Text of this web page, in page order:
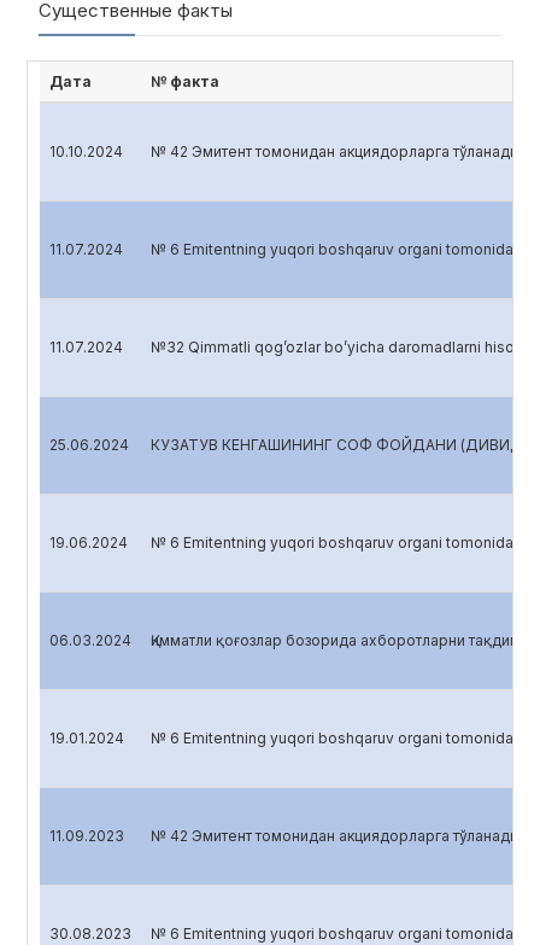
Существенные факты
Дата № факта
10.10.2024 № 42 Эмитент томонидан акциядорларга
11.07.2024 № 6 Emitentning yuqori boshqaruv organi tomonidan
11.07.2024 №32 Qimmatli qog’ozlar bo’yicha daromadlarni
25.06.2024 КУЗАТУВ КЕНГАШИНИНГ СОФ ФОЙДАНИ
19.06.2024 № 6 Emitentning yuqori boshqaruv organi tomonidan
06.03.2024 Қимматли қоғозлар бозорида ахборотларни
19.01.2024 № 6 Emitentning yuqori boshqaruv organi tomonidan
11.09.2023 № 42 Эмитент томонидан акциядорларга
30.08.2023 № 6 Emitentning yuqori boshqaruv organi tomonidan